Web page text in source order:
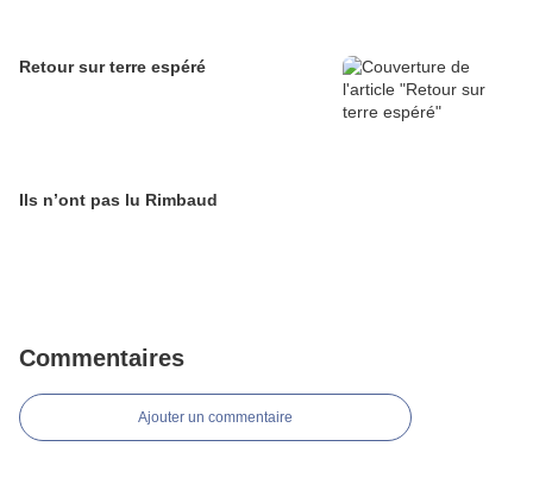
Retour sur terre espéré
Ils n’ont pas lu Rimbaud
Commentaires
Ajouter un commentaire